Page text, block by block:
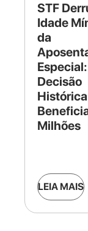
STF
Idade
da
Especial:
Decisão
Histórica
Milhões
LEIA MAIS